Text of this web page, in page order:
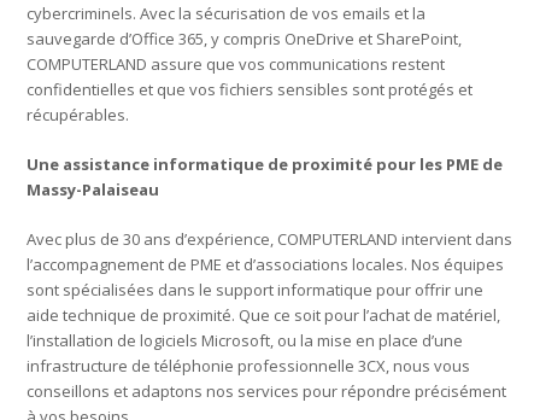
cybercriminels. Avec la sécurisation de vos emails et la
sauvegarde d’Office 365, y compris OneDrive et SharePoint,
COMPUTERLAND assure que vos communications restent
confidentielles et que vos fichiers sensibles sont protégés et
récupérables.
Une assistance informatique de proximité pour les PME de
Massy-Palaiseau
Avec plus de 30 ans d’expérience, COMPUTERLAND intervient dans
l’accompagnement de PME et d’associations locales. Nos équipes
sont spécialisées dans le support informatique pour offrir une
aide technique de proximité. Que ce soit pour l’achat de matériel,
l’installation de logiciels Microsoft, ou la mise en place d’une
infrastructure de téléphonie professionnelle 3CX, nous vous
conseillons et adaptons nos services pour répondre précisément